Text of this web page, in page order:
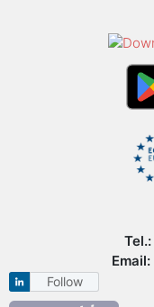
Tel.:
Email:
Follow